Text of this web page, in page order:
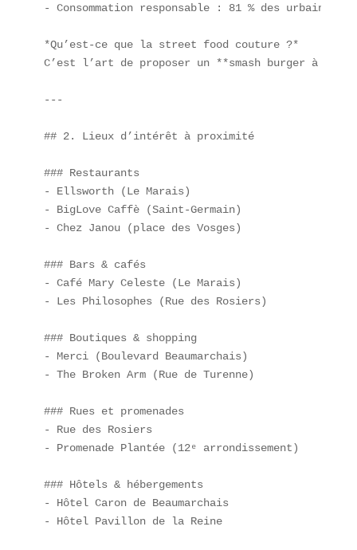
- Consommation responsable : 81 % des
*Qu’est-ce que la street food couture ?*
C’est l’art de proposer un **smash burger à la
---
## 2. Lieux d’intérêt à proximité
### Restaurants
- Ellsworth (Le Marais)
- BigLove Caffè (Saint-Germain)
- Chez Janou (place des Vosges)
### Bars & cafés
- Café Mary Celeste (Le Marais)
- Les Philosophes (Rue des Rosiers)
### Boutiques & shopping
- Merci (Boulevard Beaumarchais)
- The Broken Arm (Rue de Turenne)
### Rues et promenades
- Rue des Rosiers
- Promenade Plantée (12ᵉ arrondissement)
### Hôtels & hébergements
- Hôtel Caron de Beaumarchais
- Hôtel Pavillon de la Reine